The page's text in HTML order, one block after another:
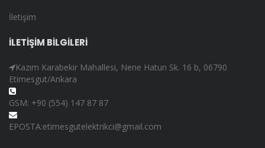
İletişim
İLETİŞİM BİLGİLERİ
Kazım Karabekir Mahallesi, Nene Hatun Sk. 16 b, 06790
Etimesgut/Ankara
GSM: +90 (554) 147 87 87
EPOSTA:etimesgutelektrikci@gmail.com